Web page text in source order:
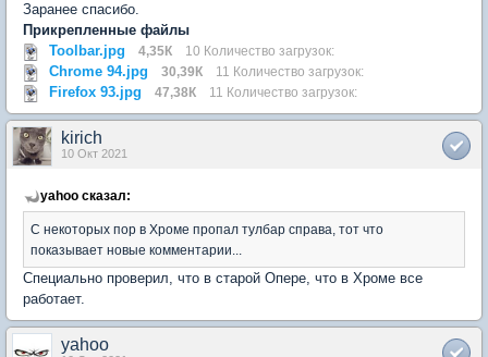
Заранее спасибо.
Прикрепленные файлы
Toolbar.jpg
4,35К 10 Количество загрузок:
Chrome 94.jpg 30,39К 11 Количество загрузок:
Firefox 93.jpg 47,38К 11 Количество загрузок:
kirich
10 Окт 2021
yahoo сказал:
С некоторых пор в Хроме пропал тулбар справа, тот что
показывает новые комментарии...
Специально проверил, что в старой Опере, что в Хроме все
работает.
yahoo